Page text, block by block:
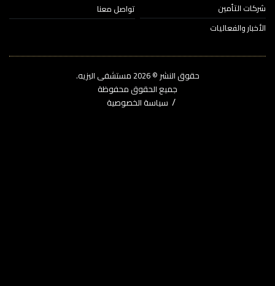
التأمين
والفعاليات
تواصل معنا
حقوق النشر © 2026‎ مستشفى اليزيه.
جميع الحقوق محفوظة
سياسة الخصوصية